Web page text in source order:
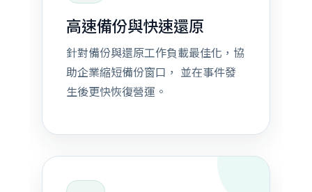
高速備份與快速還原
針對備份與還原工作負載最佳化，協
助企業縮短備份窗口， 並在事件發
生後更快恢復營運。